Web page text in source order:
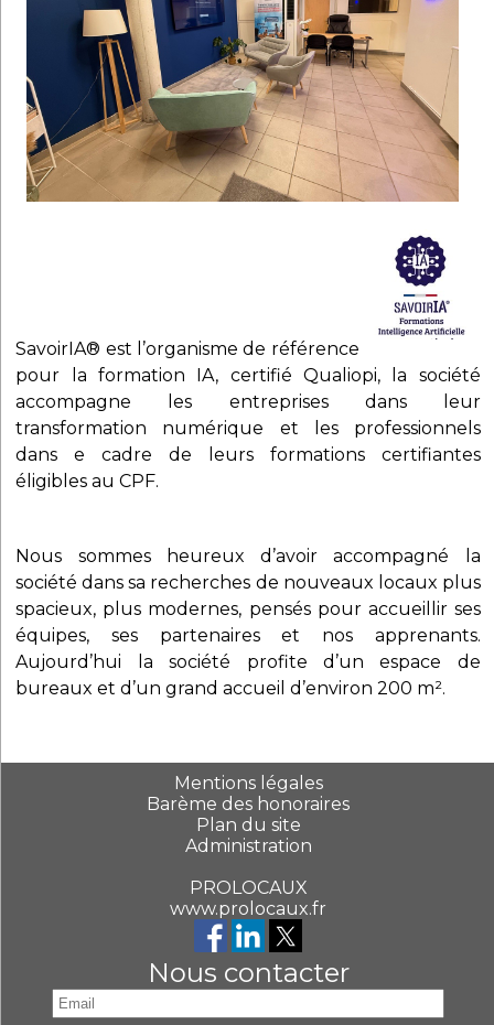
SavoirIA® est l’organisme de référence
pour la formation IA, certifié Qualiopi, la société
accompagne les entreprises dans leur
transformation numérique et les professionnels
dans e cadre de leurs formations certifiantes
éligibles au CPF.
Nous sommes heureux d’avoir accompagné la
société dans sa recherches de nouveaux locaux plus
spacieux, plus modernes, pensés pour accueillir ses
équipes, ses partenaires et nos apprenants.
Aujourd’hui la société profite d’un espace de
bureaux et d’un grand accueil d’environ 200 m².
Mentions légales
Barème des honoraires
Plan du site
Administration
PROLOCAUX
www.prolocaux.fr
Nous contacter